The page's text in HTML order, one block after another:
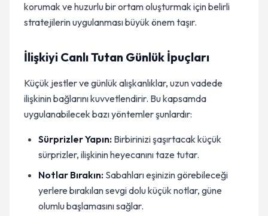
korumak ve huzurlu bir ortam oluşturmak için belirli
stratejilerin uygulanması büyük önem taşır.
İlişkiyi Canlı Tutan Günlük İpuçları
Küçük jestler ve günlük alışkanlıklar, uzun vadede
ilişkinin bağlarını kuvvetlendirir. Bu kapsamda
uygulanabilecek bazı yöntemler şunlardır:
Sürprizler Yapın: Birbirinizi şaşırtacak küçük
sürprizler, ilişkinin heyecanını taze tutar.
Notlar Bırakın: Sabahları eşinizin görebileceği
yerlere bırakılan sevgi dolu küçük notlar, güne
olumlu başlamasını sağlar.